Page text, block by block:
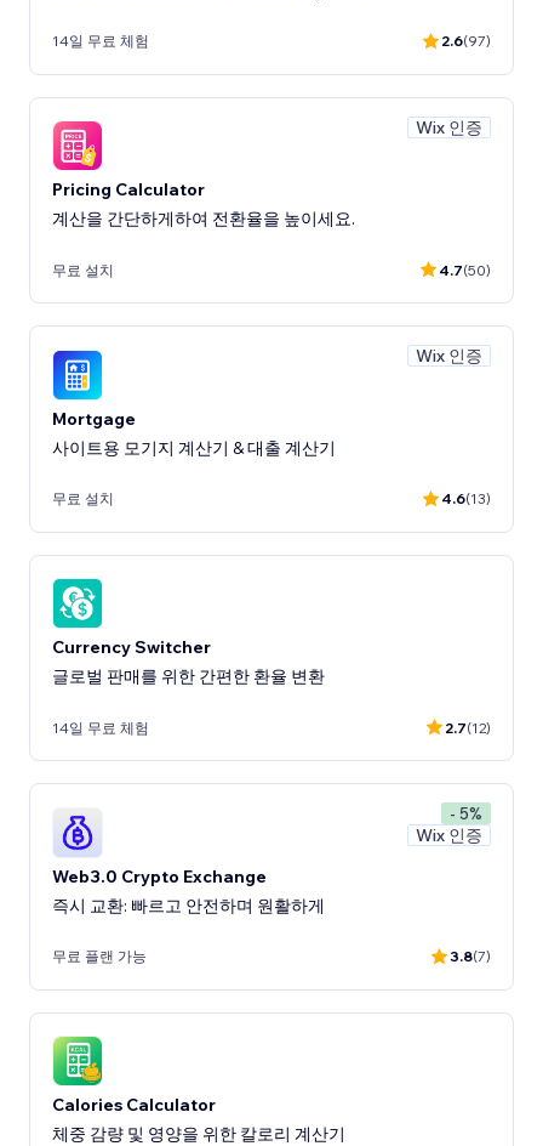
14일 무료 체험 2.6(97)
Wix 인증
Pricing Calculator
계산을 간단하게하여 전환율을 높이세요.
무료 설치 4.7(50)
Wix 인증
Mortgage
사이트용 모기지 계산기 & 대출 계산기
무료 설치 4.6(13)
Currency Switcher
글로벌 판매를 위한 간편한 환율 변환
14일 무료 체험 2.7(12)
- 5%
Wix 인증
Web3.0 Crypto Exchange
즉시 교환: 빠르고 안전하며 원활하게
무료 플랜 가능 3.8(7)
Calories Calculator
체중 감량 및 영양을 위한 칼로리 계산기